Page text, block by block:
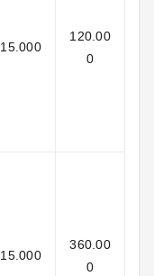
15.000
120.00
0
15.000
360.00
0